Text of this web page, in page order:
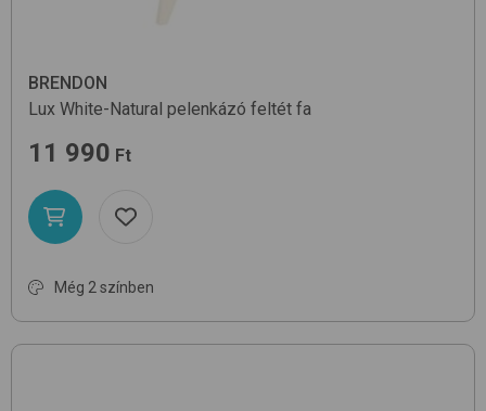
BRENDON
Lux White-Natural pelenkázó feltét fa
11 990 Ft
Még 2 színben